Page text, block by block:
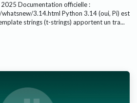
Documentation officielle :
3.14.html Python 3.14 (oui, Pi) est
strings (t-strings) apportent un tra...